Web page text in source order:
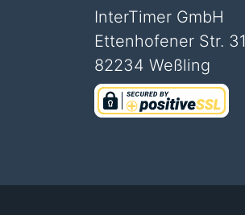
InterTimer GmbH
Ettenhofener Str. 31
82234 Weßling